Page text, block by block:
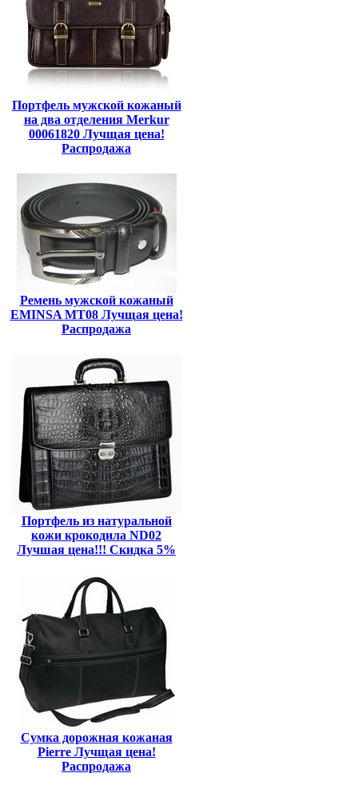
Портфель мужской кожаный
на два отделения Merkur
00061820 Лучщая цена!
Распродажа
Ремень мужской кожаный
EMINSA MT08 Лучщая цена!
Распродажа
Портфель из натуральной
кожи крокодила ND02
Лучшая цена!!! Скидка 5%
Сумка дорожная кожаная
Pierre Лучщая цена!
Распродажа